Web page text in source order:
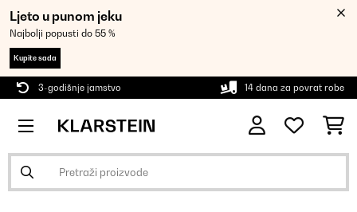
Ljeto u punom jeku
Najbolji popusti do 55 %
Kupite sada
3-godišnje jamstvo 14 dana za povrat robe